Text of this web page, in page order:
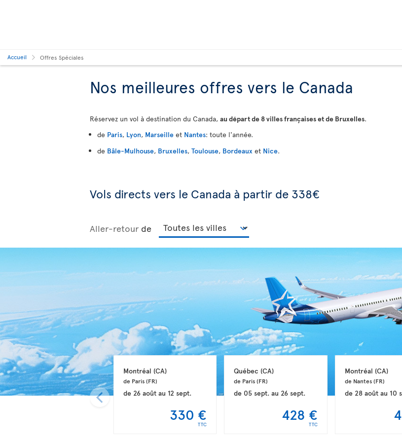
Accueil Offres Spéciales
Nos meilleures offres vers le Canada
Réservez un vol à destination du Canada, au départ de 8 villes françaises et de Bruxelles.
de Paris, Lyon, Marseille et Nantes: toute l'année.
de Bâle-Mulhouse, Bruxelles, Toulouse, Bordeaux et Nice.
Vols directs vers le Canada à partir de 338€
Aller-retour de
Montréal (CA)
de Paris (FR)
de 26 aoûtau 12 sept.
330 €
TTC
Québec (CA)
de Paris (FR)
de 05 sept. au 26 sept.
428 €
TTC
Montréal (CA)
de Nantes (FR)
de 28 août au 10